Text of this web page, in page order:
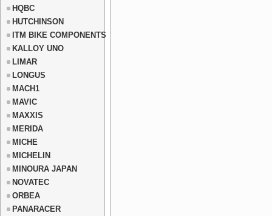
HQBC
HUTCHINSON
ITM BIKE COMPONENTS
KALLOY UNO
LIMAR
LONGUS
MACH1
MAVIC
MAXXIS
MERIDA
MICHE
MICHELIN
MINOURA JAPAN
NOVATEC
ORBEA
PANARACER